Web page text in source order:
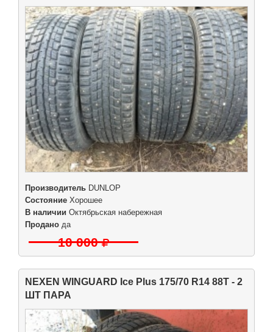
Производитель DUNLOP
Состояние Хорошее
В наличии Октябрьская набережная
Продано да
10 000
NEXEN WINGUARD Ice Plus 175/70 R14 88T - 2
ШТ ПАРА